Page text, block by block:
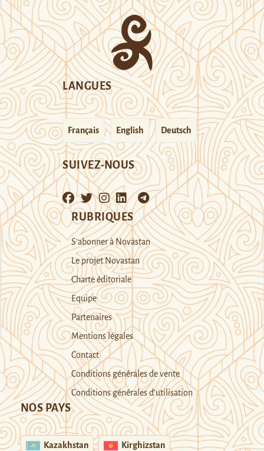
LANGUES
Français English Deutsch
SUIVEZ-NOUS
RUBRIQUES
S’abonner à Novastan
Le projet Novastan
Charte éditoriale
Equipe
Partenaires
Mentions légales
Contact
Conditions générales de vente
Conditions générales d’utilisation
NOS PAYS
Kazakhstan Kirghizstan